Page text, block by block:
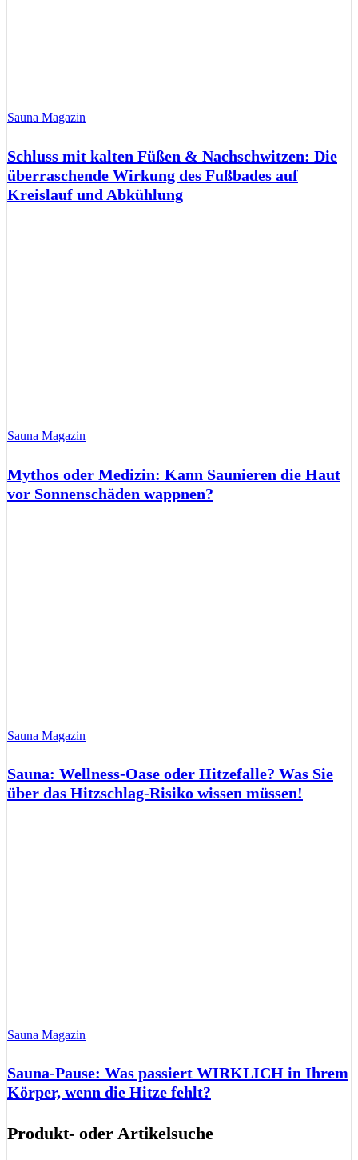
Sauna Magazin
Schluss mit kalten Füßen & Nachschwitzen: Die
überraschende Wirkung des Fußbades auf
Kreislauf und Abkühlung
Sauna Magazin
Mythos oder Medizin: Kann Saunieren die Haut
vor Sonnenschäden wappnen?
Sauna Magazin
Sauna: Wellness-Oase oder Hitzefalle? Was Sie
über das Hitzschlag-Risiko wissen müssen!
Sauna Magazin
Sauna-Pause: Was passiert WIRKLICH in Ihrem
Körper, wenn die Hitze fehlt?
Produkt- oder Artikelsuche